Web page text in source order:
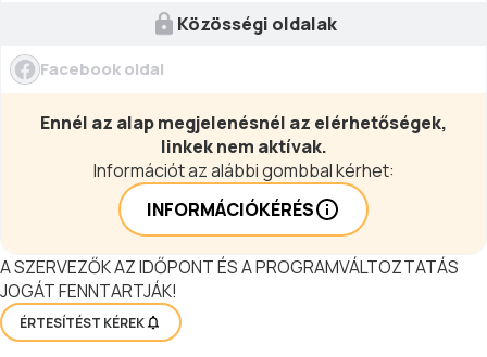
Közösségi oldalak
Facebook oldal
Ennél az alap megjelenésnél az elérhetőségek,
linkek nem aktívak.
Információt az alábbi gombbal kérhet:
INFORMÁCIÓKÉRÉS
A SZERVEZŐK AZ IDŐPONT ÉS A PROGRAMVÁLTOZTATÁS
JOGÁT FENNTARTJÁK!
ÉRTESÍTÉST KÉREK